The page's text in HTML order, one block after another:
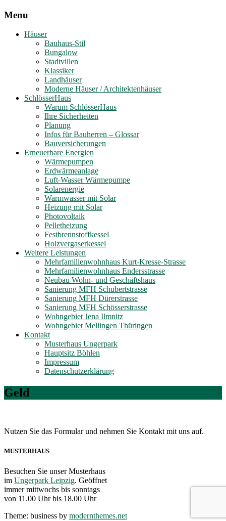
Menu
Häuser
Bauhaus-Stil
Bungalow
Stadtvillen
Klassiker
Landhäuser
Moderne Häuser / Architektenhäuser
SchlösserHaus
Warum SchlösserHaus
Ihre Sicherheiten
Planung
Infos für Bauherren – Glossar
Bauversicherungen
Erneuerbare Energien
Wärmepumpen
Erdwärmeanlage
Luft-Wasser Wärmepumpe
Solarenergie
Warmwasser mit Solar
Heizung mit Solar
Photovoltaik
Pelletheizung
Festbrennstoffkessel
Holzvergaserkessel
Weitere Leistungen
Mehrfamilienwohnhaus Kurt-Kresse-Strasse
Mehrfamilienwohnhaus Endersstrasse
Neubau Wohn- und Geschäftshaus
Sanierung MFH Schubertstrasse
Sanierung MFH Dürerstrasse
Sanierung MFH Schösserstrasse
Wohngebiet Jena Ilmnitz
Wohngebiet Mellingen Thüringen
Kontakt
Musterhaus Ungerpark
Hauptsitz Böhlen
Impressum
Datenschutzerklärung
Geld
Nutzen Sie das Formular und nehmen Sie Kontakt mit uns auf.
MUSTERHAUS
Besuchen Sie unser Musterhaus
im Ungerpark Leipzig. Geöffnet
immer mittwochs bis sonntags
von 11.00 Uhr bis 18.00 Uhr
Theme: business by modernthemes.net